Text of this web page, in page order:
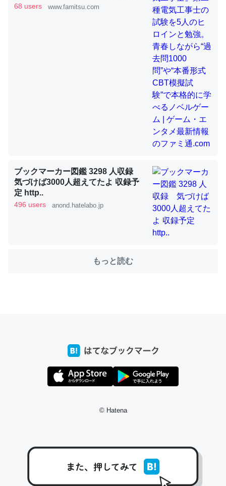
これを元に考えるとカルシウムを大量に使う脊椎動物と貝
類は苦労してるんだな…。腹足類だと殻を無くしてナメク
─ニュース :: 【研究発表】昆虫学の大問題＝「昆虫はなぜ海にいな
ウチもEchoを実家に置いて４年。でたまに覗いてる。ぼ
ちぼちRingも置こうかと画策中。あと、Googleマップで
位置情報を共有してる。電池残量や充電中かが分かるので
─たまにLINEするくらいだった遠方の父67歳と僕。ITツール導入で
コミュニケーションが劇的に変化した｜tayorini by LIFULL介護
─たまにLINEするくらいだった遠方の父67歳と僕。ITツール導入で
回線代ほとんどかからないですよ。参考：
https://toyoshi.hatenablog.com/entry/2019/05/15/1805
34
ら“過去問1000問”や“本番形式CBT
68 users www.famitsu.com
ブックマーカー図鑑 3298 人収録
気づけば3000人超えてたよ 収録予
定 http..
496 users anond.hatelabo.jp
もっと読む
© Hatena